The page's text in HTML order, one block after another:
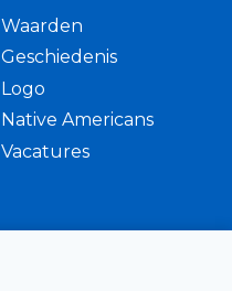
Waarden
Geschiedenis
Logo
Native Americans
Vacatures